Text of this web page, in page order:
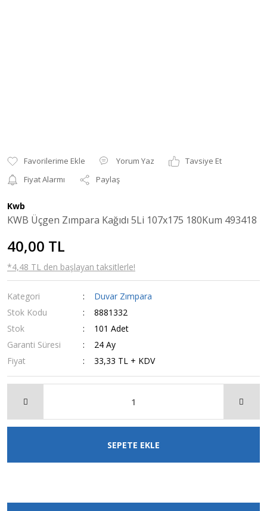
Yorum Yaz
Tavsiye Et
Fiyat Alarmı
Paylaş
Kwb
KWB Üçgen Zımpara Kağıdı 5Li 107x175 180Kum 493418
40,00 TL
*4,48 TL den başlayan taksitlerle!
Kategori
Duvar Zımpara
Stok Kodu
8881332
Stok
101 Adet
Garanti Süresi
24 Ay
Fiyat
33,33 TL + KDV
SEPETE EKLE